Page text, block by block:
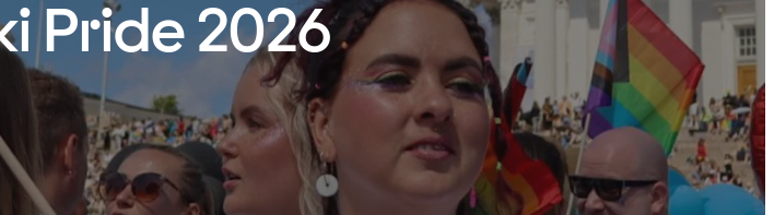
Pride 2026